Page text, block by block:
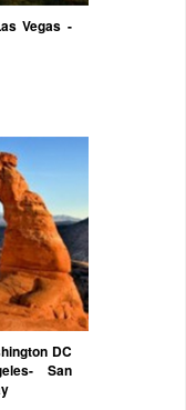
Vegas -
DC
San